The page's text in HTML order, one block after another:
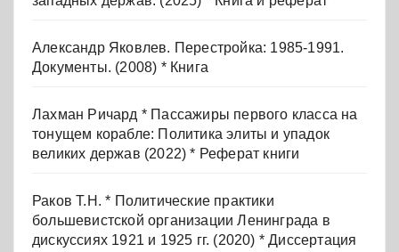
Александр Яковлев. Перестройка: 1985-1991.
Документы. (2008) * Книга
Лахман Ричард * Пассажиры первого класса на
тонущем корабле: Политика элиты и упадок
великих держав (2022) * Реферат книги
Раков Т.Н. * Политические практики
большевистской организации Ленинграда в
дискуссиях 1921 и 1925 гг. (2020) * Диссертация